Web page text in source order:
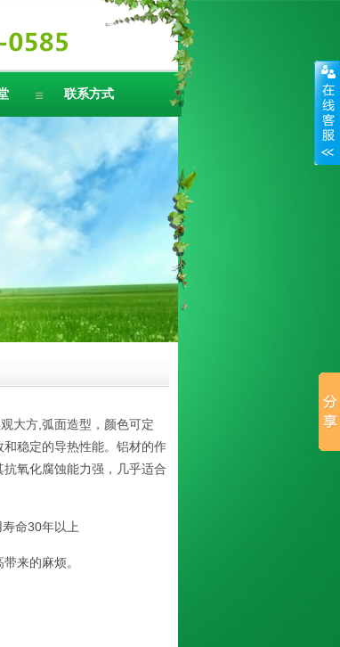
联系方式
大方,弧面造型，颜色可定
稳定的导热性能。铝材的作
氧化腐蚀能力强，几乎适合
命30年以上
来的麻烦。